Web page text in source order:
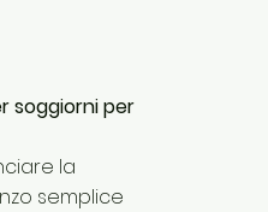
soggiorni per
la
semplice